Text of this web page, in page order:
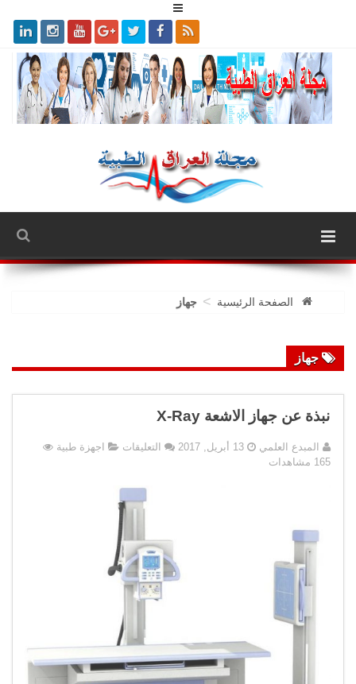
الصفحة الرئيسية > جهاز
جهاز
نبذة عن جهاز الاشعة X-Ray
المبدع العلمي 13 أبريل, 2017 التعليقات على
جهاز
الاشعة
X-
Ray
مغلقة
اجهزة طبية
165 مشاهدات